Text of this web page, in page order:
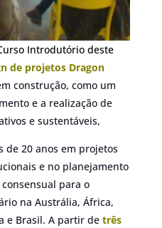
Introdutório deste
de projetos Dragon
construção, como um
e a realização de
e sustentáveis,
de 20 anos em projetos
e no planejamento
para o
na Austrália, África,
e Brasil. A partir de três